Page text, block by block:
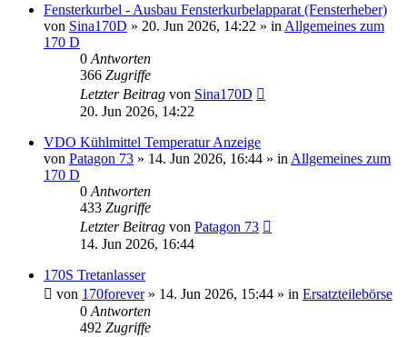
Fensterkurbel - Ausbau Fensterkurbelapparat (Fensterheber)
von Sina170D » 20. Jun 2026, 14:22 » in Allgemeines zum
170 D
0 Antworten
366 Zugriffe
Letzter Beitrag von Sina170D
20. Jun 2026, 14:22
VDO Kühlmittel Temperatur Anzeige
von Patagon 73 » 14. Jun 2026, 16:44 » in Allgemeines zum
170 D
0 Antworten
433 Zugriffe
Letzter Beitrag von Patagon 73
14. Jun 2026, 16:44
170S Tretanlasser
von 170forever» 14. Jun 2026, 15:44 » in Ersatzteilebörse
0 Antworten
492 Zugriffe